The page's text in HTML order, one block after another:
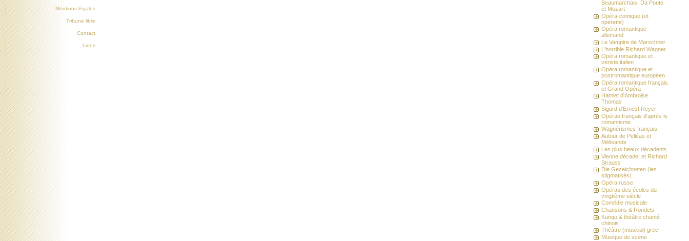
Mentions légales
Tribune libre
Contact
Liens
Beaumarchais, Da Ponte
et Mozart
Opéra-comique (et
opérette)
Opéra romantique
allemand
Le Vampire de Marschner
L'horrible Richard Wagner
Opéra romantique et
vériste italien
Opéra romantique et
postromantique européen
Opéra romantique français
et Grand Opéra
Hamlet d'Ambroise
Thomas
Sigurd d'Ernest Reyer
Opéras français d'après le
romantisme
Wagnérismes français
Autour de Pelléas et
Mélisande
Les plus beaux décadents
Vienne décade, et Richard
Strauss
Die Gezeichneten (les
stigmatisés)
Opéra russe
Opéras des écoles du
vingtième siècle
Comédie musicale
Chansons & Rondels
Kunqu & théâtre chanté
chinois
Théâtre (musical) grec
Musique de scène